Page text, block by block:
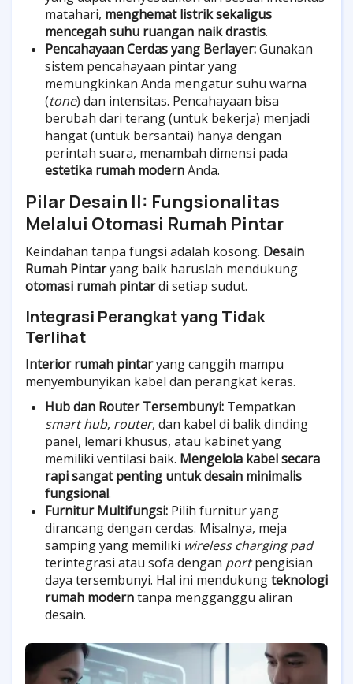
matahari, menghemat listrik sekaligus
mencegah suhu ruangan naik drastis.
Pencahayaan Cerdas yang Berlayer:Gunakan
sistem pencahayaan pintar yang
memungkinkan Anda mengatur suhu warna
(tone) dan intensitas. Pencahayaan bisa
berubah dari terang (untuk bekerja) menjadi
hangat (untuk bersantai) hanya dengan
perintah suara, menambah dimensi pada
estetika rumah modernAnda.
Pilar Desain II: Fungsionalitas
Melalui Otomasi Rumah Pintar
Keindahan tanpa fungsi adalah kosong. Desain
Rumah Pintaryang baik haruslah mendukung
otomasi rumah pintardi setiap sudut.
Integrasi Perangkat yang Tidak
Terlihat
Interior rumah pintaryang canggih mampu
menyembunyikan kabel dan perangkat keras.
Hub dan Router Tersembunyi: Tempatkan
smart hub, router, dan kabel di balik dinding
panel, lemari khusus, atau kabinet yang
memiliki ventilasi baik. Mengelola kabel secara
rapi sangat penting untuk desain minimalis
fungsional.
Furnitur Multifungsi: Pilih furnitur yang
dirancang dengan cerdas. Misalnya, meja
samping yang memiliki wireless charging pad
terintegrasi atau sofa dengan portpengisian
daya tersembunyi. Hal ini mendukungteknologi
rumah moderntanpa mengganggu aliran
desain.